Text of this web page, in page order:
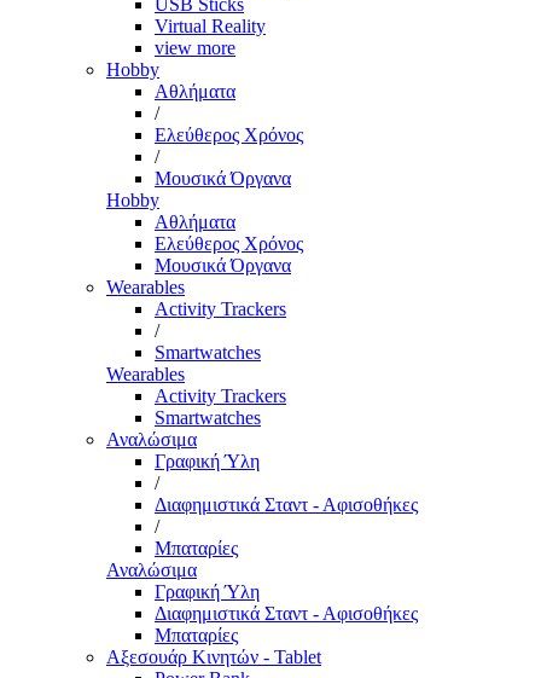
USB Sticks
Virtual Reality
view more
Hobby
Αθλήματα
/
Ελεύθερος Χρόνος
/
Μουσικά Όργανα
Hobby
Αθλήματα
Ελεύθερος Χρόνος
Μουσικά Όργανα
Wearables
Activity Trackers
/
Smartwatches
Wearables
Activity Trackers
Smartwatches
Αναλώσιμα
Γραφική Ύλη
/
Διαφημιστικά Σταντ - Αφισοθήκες
/
Μπαταρίες
Αναλώσιμα
Γραφική Ύλη
Διαφημιστικά Σταντ - Αφισοθήκες
Μπαταρίες
Αξεσουάρ Κινητών - Tablet